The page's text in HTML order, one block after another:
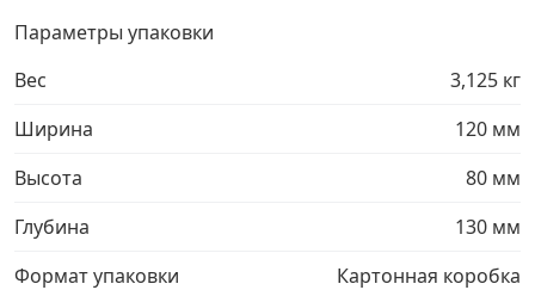
›
Электро и бензоинструмент, оборудование
Перфорированный крепеж ›
Параметры упаковки
Вес
3,125 кг
Ширина
120 мм
Высота
80 мм
Глубина
130 мм
Формат упаковки
Картонная коробка